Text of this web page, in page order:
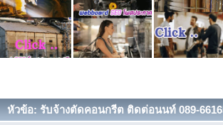
หัวข้อ: รับจ้างตัดคอนกรีต ติดต่อนนท์ 089-